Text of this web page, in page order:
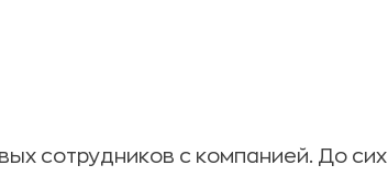
сотрудников с компанией. До сих